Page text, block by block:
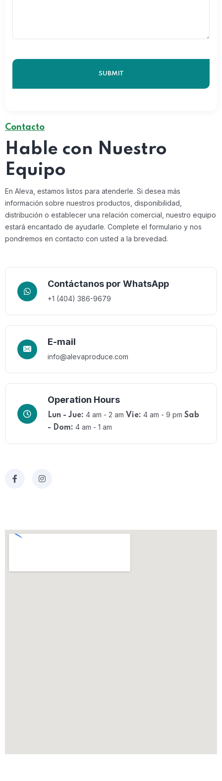
Contacto
Hable con Nuestro
Equipo
En Aleva, estamos listos para atenderle. Si desea más
información sobre nuestros productos, disponibilidad,
distribución o establecer una relación comercial, nuestro equipo
estará encantado de ayudarle. Complete el formulario y nos
pondremos en contacto con usted a la brevedad.
Contáctanos por WhatsApp
+1 (404) 386-9679
E-mail
info@alevaproduce.com
Operation Hours
Lun - Jue: 4 am - 2 am Vie: 4 am - 9 pm Sab
- Dom: 4 am - 1 am